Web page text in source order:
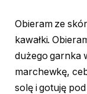
Obieram ze
kawałki.
dużego garnka
marchewkę,
solę i gotuję